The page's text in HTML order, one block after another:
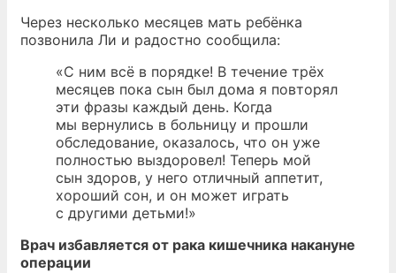
Через несколько месяцев мать ребёнка
позвонила Ли и радостно сообщила:
«С ним всё в порядке! В течение трёх
месяцев пока сын был дома я повторял
эти фразы каждый день. Когда
мы вернулись в больницу и прошли
обследование, оказалось, что он уже
полностью выздоровел! Теперь мой
сын здоров, у него отличный аппетит,
хороший сон, и он может играть
с другими детьми!»
Врач избавляется от рака кишечника накануне
операции